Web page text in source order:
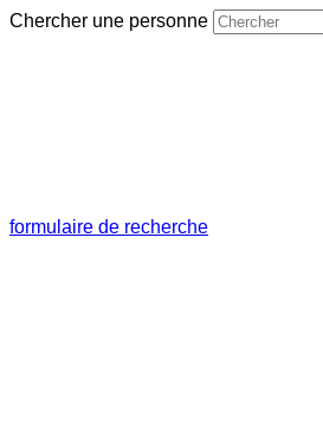
Chercher une personne
formulaire de recherche